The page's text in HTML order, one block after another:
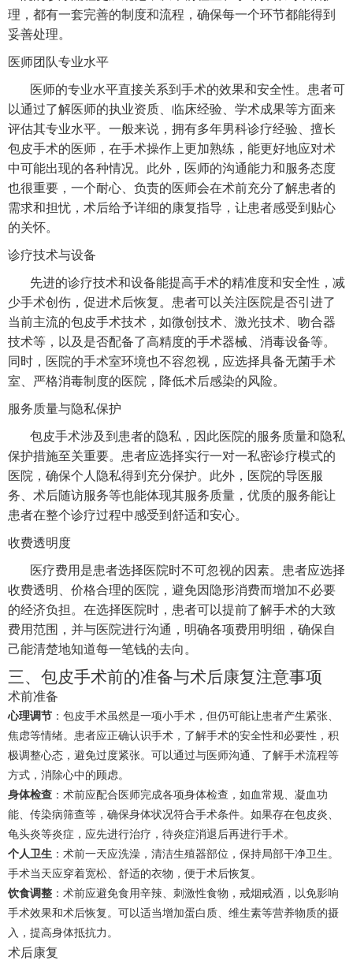
理，都有一套完善的制度和流程，确保每一个环节都能得到
妥善处理。
医师团队专业水平
医师的专业水平直接关系到手术的效果和安全性。患者可
以通过了解医师的执业资质、临床经验、学术成果等方面来
评估其专业水平。一般来说，拥有多年男科诊疗经验、擅长
包皮手术的医师，在手术操作上更加熟练，能更好地应对术
中可能出现的各种情况。此外，医师的沟通能力和服务态度
也很重要，一个耐心、负责的医师会在术前充分了解患者的
需求和担忧，术后给予详细的康复指导，让患者感受到贴心
的关怀。
诊疗技术与设备
先进的诊疗技术和设备能提高手术的精准度和安全性，减
少手术创伤，促进术后恢复。患者可以关注医院是否引进了
当前主流的包皮手术技术，如微创技术、激光技术、吻合器
技术等，以及是否配备了高精度的手术器械、消毒设备等。
同时，医院的手术室环境也不容忽视，应选择具备无菌手术
室、严格消毒制度的医院，降低术后感染的风险。
服务质量与隐私保护
包皮手术涉及到患者的隐私，因此医院的服务质量和隐私
保护措施至关重要。患者应选择实行一对一私密诊疗模式的
医院，确保个人隐私得到充分保护。此外，医院的导医服
务、术后随访服务等也能体现其服务质量，优质的服务能让
患者在整个诊疗过程中感受到舒适和安心。
收费透明度
医疗费用是患者选择医院时不可忽视的因素。患者应选择
收费透明、价格合理的医院，避免因隐形消费而增加不必要
的经济负担。在选择医院时，患者可以提前了解手术的大致
费用范围，并与医院进行沟通，明确各项费用明细，确保自
己能清楚地知道每一笔钱的去向。
三、包皮手术前的准备与术后康复注意事项
术前准备
心理调节 ：包皮手术虽然是一项小手术，但仍可能让患者产生紧张、
焦虑等情绪。患者应正确认识手术，了解手术的安全性和必要性，积
极调整心态，避免过度紧张。可以通过与医师沟通、了解手术流程等
方式，消除心中的顾虑。
身体检查 ：术前应配合医师完成各项身体检查，如血常规、凝血功
能、传染病筛查等，确保身体状况符合手术条件。如果存在包皮炎、
龟头炎等炎症，应先进行治疗，待炎症消退后再进行手术。
个人卫生 ：术前一天应洗澡，清洁生殖器部位，保持局部干净卫生。
手术当天应穿着宽松、舒适的衣物，便于术后恢复。
饮食调整 ：术前应避免食用辛辣、刺激性食物，戒烟戒酒，以免影响
手术效果和术后恢复。可以适当增加蛋白质、维生素等营养物质的摄
入，提高身体抵抗力。
术后康复